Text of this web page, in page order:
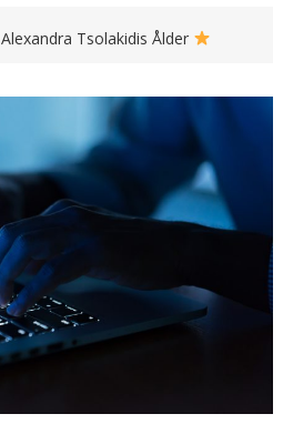
Alexandra Tsolakidis Ålder